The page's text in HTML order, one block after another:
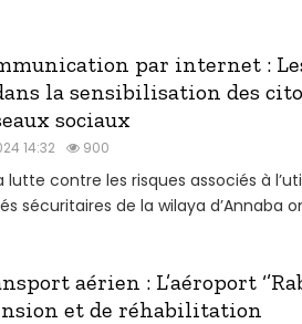
par internet :
la sensibilisation des
sociaux
14:32 900
lutte contre les risques associés à
sécuritaires de la wilaya d’Annaba
aérien : L’aéroport
et de réhabilitation